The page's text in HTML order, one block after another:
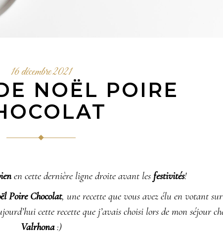
16 décembre 2021
NOËL POIRE
en cette dernière ligne droite avant les festivités!
Poire Chocolat, une recette que vous avez élu en votant sur
cette recette que j’avais choisi lors de mon séjour
Valrhona:)